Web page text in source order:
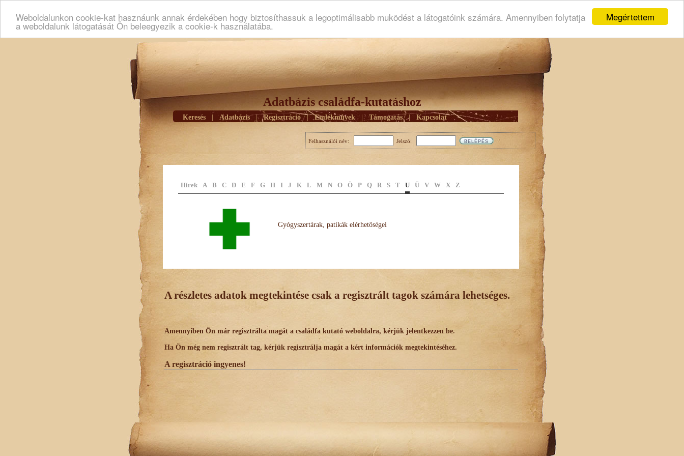
Megértettem
Weboldalunkon cookie-kat hasznáunk annak érdekében hogy biztosíthassuk a legoptimálisabb muködést a látogatóink számára. Amennyiben folytatja
a weboldalunk látogatását Ön beleegyezik a cookie-k használatába.
Adatbázis családfa-kutatáshoz
Keresés Adatbázis | Regisztráció | Emlékmûvek | Támogatás | Kapcsolat
Felhasználói név: Jelszó:
Hírek A B C D E F G H I J K L M N O Ö P Q R S T U Ü V W X Z
Gyógyszertárak, patikák elérhetöségei
A részletes adatok megtekintése csak a regisztrált tagok számára lehetséges.
Amennyiben Ön már regisztrálta magát a családfa kutató weboldalra, kérjük jelentkezzen be.
Ha Ön még nem regisztrált tag, kérjük regisztrálja magát a kért információk megtekintéséhez.
A regisztráció ingyenes!